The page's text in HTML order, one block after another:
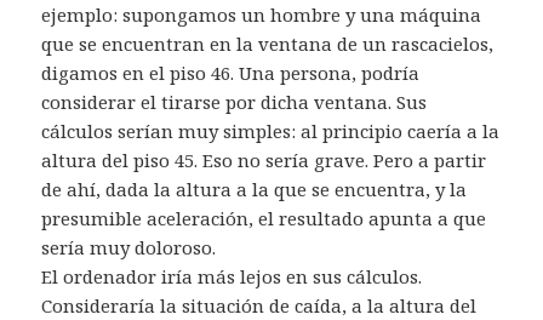
ejemplo: supongamos un hombre y una máquina
que se encuentran en la ventana de un rascacielos,
digamos en el piso 46. Una persona, podría
considerar el tirarse por dicha ventana. Sus
cálculos serían muy simples: al principio caería a la
altura del piso 45. Eso no sería grave. Pero a partir
de ahí, dada la altura a la que se encuentra, y la
presumible aceleración, el resultado apunta a que
sería muy doloroso.
El ordenador iría más lejos en sus cálculos.
Consideraría la situación de caída, a la altura del